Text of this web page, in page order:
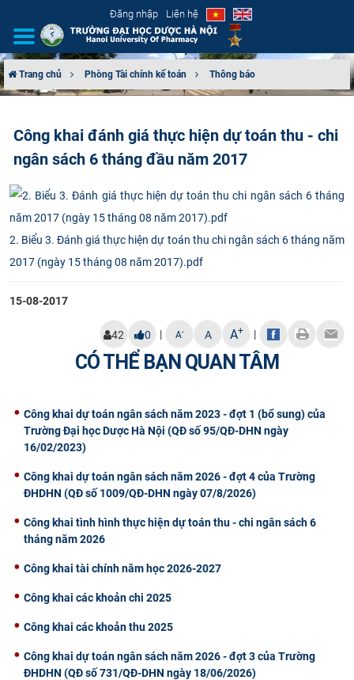
Đăng nhập Liên hệ
CƠ CẤU TỔ CHỨC
TUYỂN SINH
ĐÀO TẠO
ĐẢM BẢO CHẤT LƯỢNG
KHOA HỌC CÔNG NGHỆ
Trang chủ Phòng Tài chính kế toán Thông báo
Công khai đánh giá thực hiện dự toán thu - chi
ngân sách 6 tháng đầu năm 2017
2. Biểu 3. Đánh giá thực hiện dự toán thu chi ngân sách 6 tháng năm
2017 (ngày 15 tháng 08 năm 2017).pdf
15-08-2017
42 0 | A- A A+ |
CÓ THỂ BẠN QUAN TÂM
Công khai dự toán ngân sách năm 2023 - đợt 1 (bổ sung) của
Trường Đại học Dược Hà Nội (QĐ số 95/QĐ-DHN ngày
16/02/2023)
Công khai dự toán ngân sách năm 2026 - đợt 4 của Trường
ĐHDHN (QĐ số 1009/QĐ-DHN ngày 07/8/2026)
Công khai tình hình thực hiện dự toán thu - chi ngân sách 6
tháng năm 2026
Công khai tài chính năm học 2026-2027
Công khai các khoản chi 2025
Công khai các khoản thu 2025
Công khai dự toán ngân sách năm 2026 - đợt 3 của Trường
ĐHDHN (QĐ số 731/QĐ-DHN ngày 18/06/2026)